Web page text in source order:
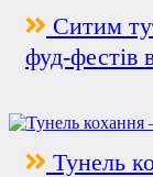
Ситим
фуд-фестів
Тунель